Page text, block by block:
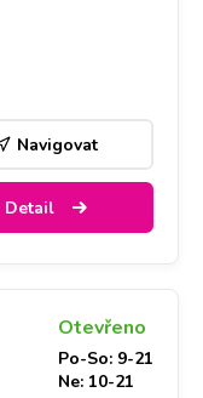
Navigovat
Detail
Otevřeno
Po-So: 9-21
Ne: 10-21